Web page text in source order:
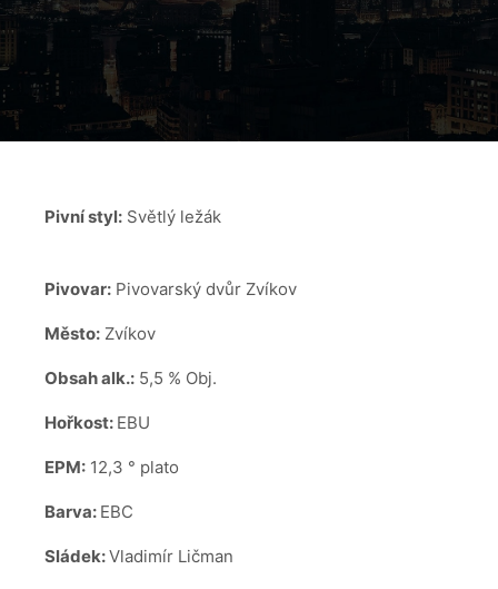
Pivní styl: Světlý ležák
Pivovar: Pivovarský dvůr Zvíkov
Město: Zvíkov
Obsah alk.: 5,5 % Obj.
Hořkost: EBU
EPM: 12,3 ° plato
Barva: EBC
Sládek:Vladimír Ličman